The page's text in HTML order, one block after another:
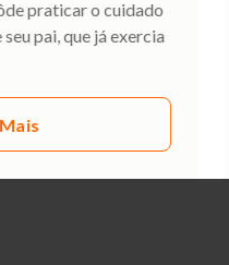
praticar o cuidado
pai, que já exercia